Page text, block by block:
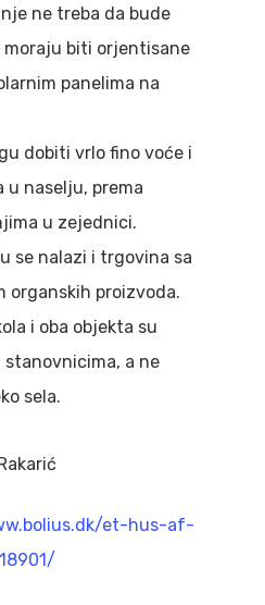
ne treba da bude
moraju biti orjentisane
panelima na
dobiti vrlo fino voće i
u naselju, prema
u zejednici.
se nalazi i trgovina sa
organskih proizvoda.
i oba objekta su
a ne
sela.
et-hus-af-